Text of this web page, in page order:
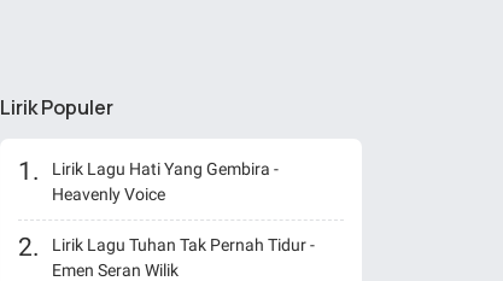
Lirik Populer
Lirik Lagu Hati Yang Gembira -
Heavenly Voice
Lirik Lagu Tuhan Tak Pernah Tidur -
Emen Seran Wilik